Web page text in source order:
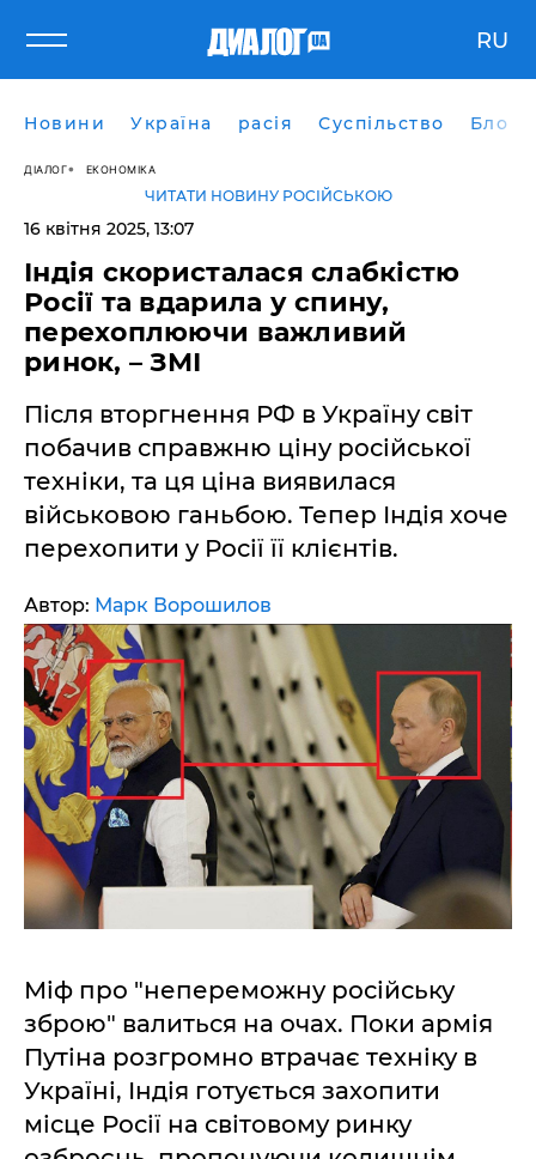
RU
Новини Україна расія Суспільство Блоги
ДІАЛОГ ЕКОНОМІКА
ЧИТАТИ НОВИНУ РОСІЙСЬКОЮ
16 квітня 2025, 13:07
Індія скористалася слабкістю
Росії та вдарила у спину,
перехоплюючи важливий
ринок, – ЗМІ
Після вторгнення РФ в Україну світ
побачив справжню ціну російської
техніки, та ця ціна виявилася
військовою ганьбою. Тепер Індія хоче
перехопити у Росії її клієнтів.
Автор: Марк Ворошилов
Міф про "непереможну російську
зброю" валиться на очах. Поки армія
Путіна розгромно втрачає техніку в
Україні, Індія готується захопити
місце Росії на світовому ринку